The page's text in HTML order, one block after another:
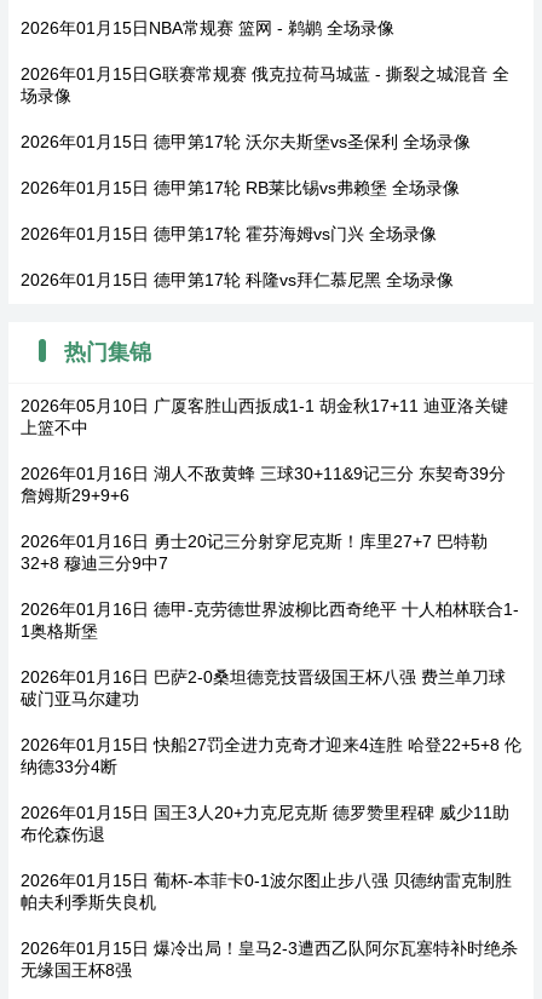
2026年01月15日NBA常规赛 篮网 - 鹈鹕 全场录像
2026年01月15日G联赛常规赛 俄克拉荷马城蓝 - 撕裂之城混音 全
场录像
2026年01月15日 德甲第17轮 沃尔夫斯堡vs圣保利 全场录像
2026年01月15日 德甲第17轮 RB莱比锡vs弗赖堡 全场录像
2026年01月15日 德甲第17轮 霍芬海姆vs门兴 全场录像
2026年01月15日 德甲第17轮 科隆vs拜仁慕尼黑 全场录像
热门集锦
2026年05月10日 广厦客胜山西扳成1-1 胡金秋17+11 迪亚洛关键
上篮不中
2026年01月16日 湖人不敌黄蜂 三球30+11&9记三分 东契奇39分
詹姆斯29+9+6
2026年01月16日 勇士20记三分射穿尼克斯！库里27+7 巴特勒
32+8 穆迪三分9中7
2026年01月16日 德甲-克劳德世界波柳比西奇绝平 十人柏林联合1-
1奥格斯堡
2026年01月16日 巴萨2-0桑坦德竞技晋级国王杯八强 费兰单刀球
破门亚马尔建功
2026年01月15日 快船27罚全进力克奇才迎来4连胜 哈登22+5+8 伦
纳德33分4断
2026年01月15日 国王3人20+力克尼克斯 德罗赞里程碑 威少11助
布伦森伤退
2026年01月15日 葡杯-本菲卡0-1波尔图止步八强 贝德纳雷克制胜
帕夫利季斯失良机
2026年01月15日 爆冷出局！皇马2-3遭西乙队阿尔瓦塞特补时绝杀
无缘国王杯8强